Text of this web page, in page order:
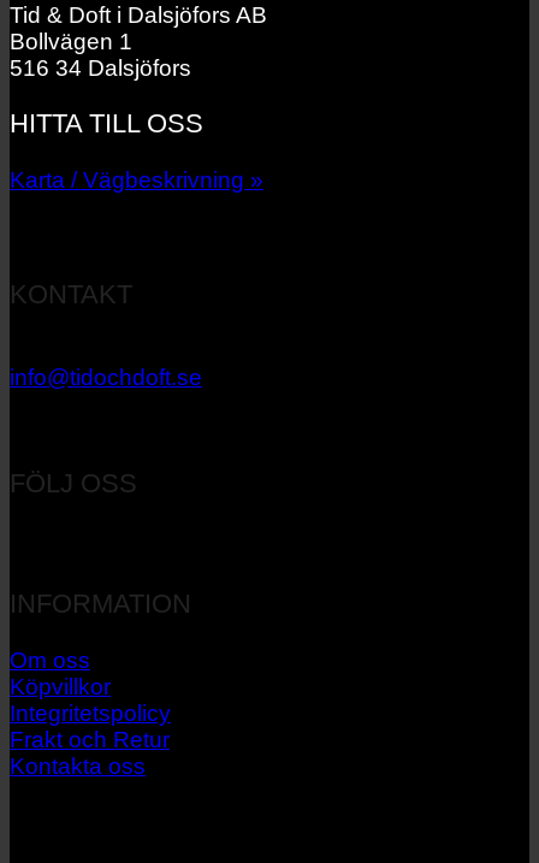
Tid & Doft i Dalsjöfors AB
Bollvägen 1
516 34 Dalsjöfors
HITTA TILL OSS
Karta / Vägbeskrivning »
KONTAKT
info@tidochdoft.se
FÖLJ OSS
INFORMATION
Om oss
Köpvillkor
Integritetspolicy
Frakt och Retur
Kontakta oss